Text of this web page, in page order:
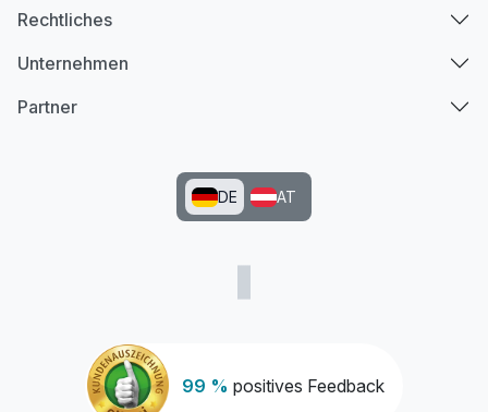
99 % positives Feedback
Rechtliches
Unternehmen
Partner
DE AT